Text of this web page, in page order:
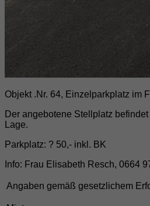
Objekt .Nr. 64, Einzelparkplatz im
Der angebotene Stellplatz
Lage.
Parkplatz: ? 50,- inkl. BK
Info: Frau Elisabeth Resch, 0664
Angaben gemäß gesetzlichem